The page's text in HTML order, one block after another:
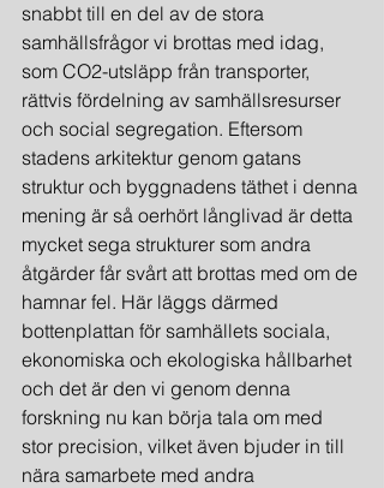
snabbt till en del av de stora
samhällsfrågor vi brottas med idag,
som CO2-utsläpp från transporter,
rättvis fördelning av samhällsresurser
och social segregation. Eftersom
stadens arkitektur genom gatans
struktur och byggnadens täthet i denna
mening är så oerhört långlivad är detta
mycket sega strukturer som andra
åtgärder får svårt att brottas med om de
hamnar fel. Här läggs därmed
bottenplattan för samhällets sociala,
ekonomiska och ekologiska hållbarhet
och det är den vi genom denna
forskning nu kan börja tala om med
stor precision, vilket även bjuder in till
nära samarbete med andra